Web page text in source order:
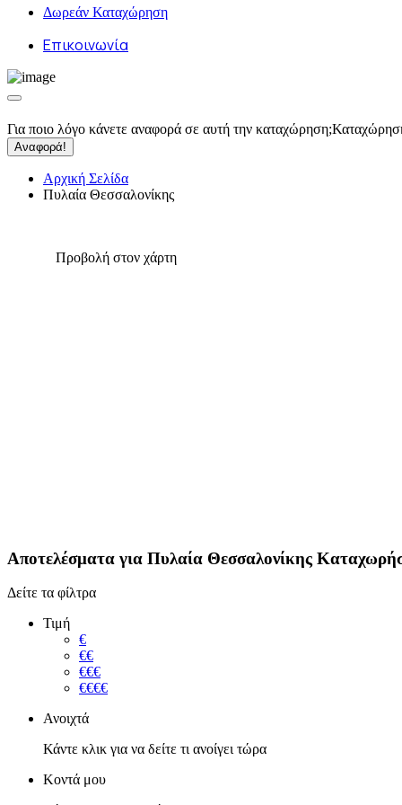
Δωρεάν Καταχώρηση
Επικοινωνία
Για ποιο λόγο κάνετε αναφορά σε αυτή την καταχώρηση;
Αναφορά!
Αρχική Σελίδα
Πυλαία Θεσσαλονίκης
Προβολή στον χάρτη
Αποτελέσματα για Πυλαία Θεσσαλονίκης
Δείτε τα φίλτρα
Τιμή
€
€€
€€€
€€€€
Ανοιχτά
Κάντε κλικ για να δείτε τι ανοίγει τώρα
Κοντά μου